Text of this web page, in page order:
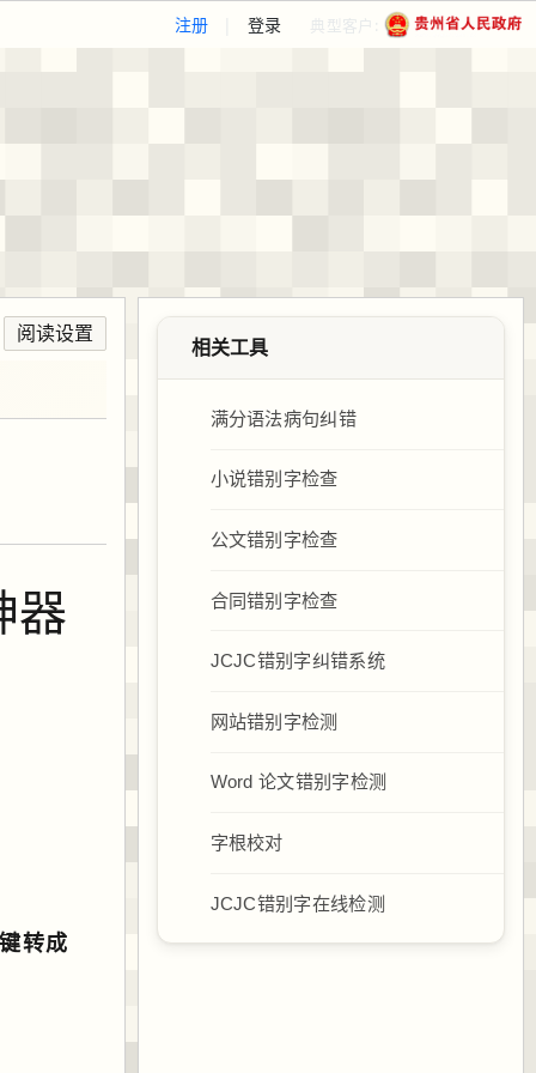
注册 登录 典型客户:
阅读设置
器
转成
相关工具
满分语法病句纠错
小说错别字检查
公文错别字检查
合同错别字检查
JCJC错别字纠错系统
网站错别字检测
Word 论文错别字检测
字根校对
JCJC错别字在线检测